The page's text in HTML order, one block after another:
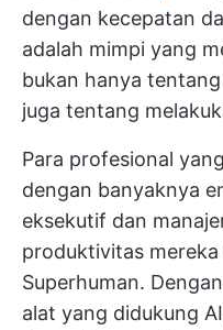
dengan kecepatan
adalah mimpi yang
bukan hanya
juga tentang
Para profesional
dengan banyaknya
eksekutif dan
produktivitas
Superhuman.
alat yang didukung